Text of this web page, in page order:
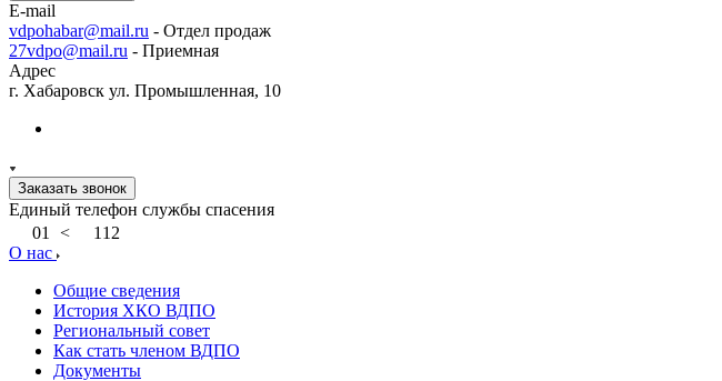
E-mail
vdpohabar@mail.ru - Отдел продаж
27vdpo@mail.ru - Приемная
Адрес
г. Хабаровск ул. Промышленная, 10
Заказать звонок
Единый телефон службы спасения
01
<
112
О нас
Общие сведения
История ХКО ВДПО
Региональный совет
Как стать членом ВДПО
Документы